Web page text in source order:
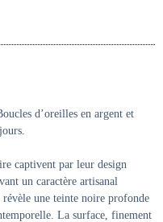
d’oreilles en argent et
captivent par leur design
un caractère artisanal
une teinte noire profonde
La surface, finement